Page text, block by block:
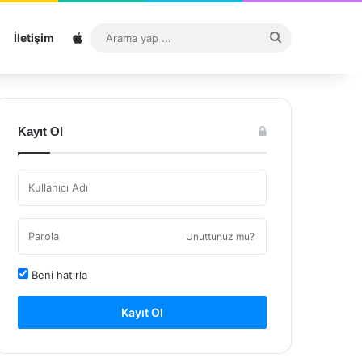
İletişim Sitemap
...
Kayıt Ol
Unuttunuz mu?
Beni hatırla
Kayıt Ol